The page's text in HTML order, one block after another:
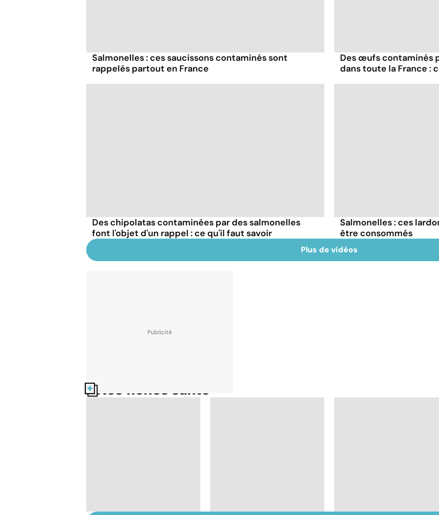
Salmonelles : ces saucissons contaminés sont
rappelés partout en France
Des œufs contaminés
dans toute la France :
Des chipolatas contaminées par des salmonelles
font l'objet d'un rappel : ce qu'il faut savoir
Salmonelles : ces
être consommés
Plus de vidéos
Nos fiches santé